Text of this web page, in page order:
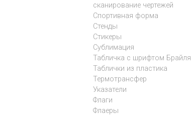
сканирование чертежей
Спортивная форма
Стенды
Стикеры
Сублимация
Табличка с шрифтом Брайля
Таблички из пластика
Термотрансфер
Указатели
Флаги
Флаеры